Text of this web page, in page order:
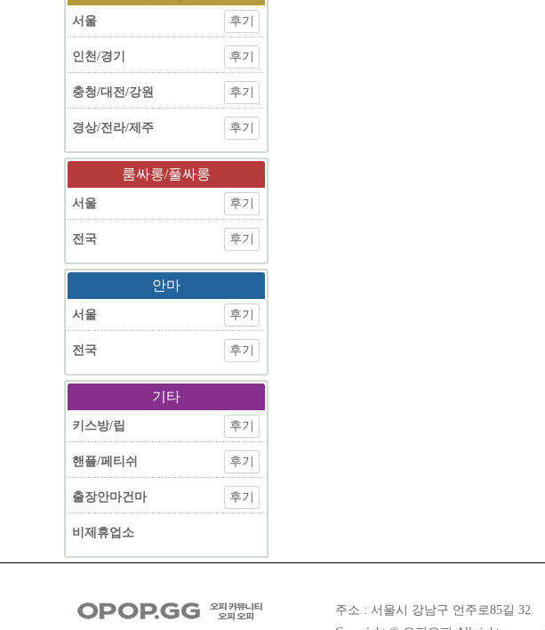
서울 후기
인천/경기 후기
충청/대전/강원 후기
경상/전라/제주 후기
룸싸롱/풀싸롱
서울 후기
전국 후기
안마
서울 후기
전국 후기
기타
키스방/립 후기
핸플/페티쉬 후기
출장안마건마 후기
비제휴업소
주소 : 서울시 강남구 언주로85길 32